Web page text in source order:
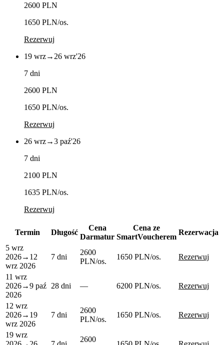
2600 PLN
1650 PLN/os.
Rezerwuj
19 wrz→ 26 wrz'26
7 dni
2600 PLN
1650 PLN/os.
Rezerwuj
26 wrz→3 paź'26
7 dni
2100 PLN
1635 PLN/os.
Rezerwuj
Termin Długość
Cena
Darmatur
Cena ze
SmartVoucherem
Rezerwacja
5 wrz
2026→ 12
wrz 2026
7 dni
2600
PLN/os.
1650 PLN/os. Rezerwuj
11 wrz
2026→9 paź
2026
28 dni — 6200 PLN/os. Rezerwuj
12 wrz
2026→ 19
wrz 2026
7 dni
2600
PLN/os.
1650 PLN/os. Rezerwuj
19 wrz
2600